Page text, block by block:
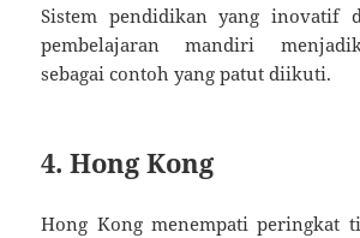
Sistem pendidikan yang inovatif
pembelajaran mandiri
sebagai contoh yang patut diikuti.
4. Hong Kong
Hong Kong menempati peringkat